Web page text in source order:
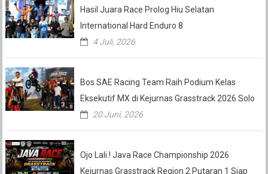
Hasil Juara Race Prolog Hiu Selatan
International Hard Enduro 8
4 Juli, 2026
Bos SAE Racing Team Raih Podium Kelas
Eksekutif MX di Kejurnas Grasstrack 2026 Solo
20 Juni, 2026
Ojo Lali.! Java Race Championship 2026
Kejurnas Grasstrack Region 2 Putaran 1 Siap